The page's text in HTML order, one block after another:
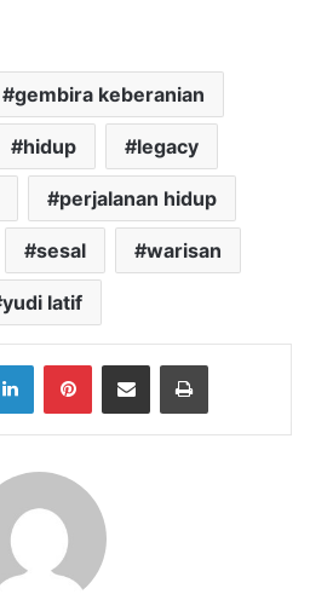
gembira keberanian
hidup legacy
perjalanan hidup
sesal warisan
yudi latif
LinkedInPinterestShare via Email Print